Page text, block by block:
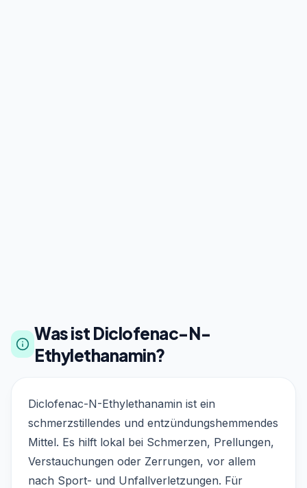
Was ist Diclofenac-N-
Ethylethanamin?
Diclofenac-N-Ethylethanamin ist ein
schmerzstillendes und entzündungshemmendes
Mittel. Es hilft lokal bei Schmerzen, Prellungen,
Verstauchungen oder Zerrungen, vor allem
nach Sport- und Unfallverletzungen. Für